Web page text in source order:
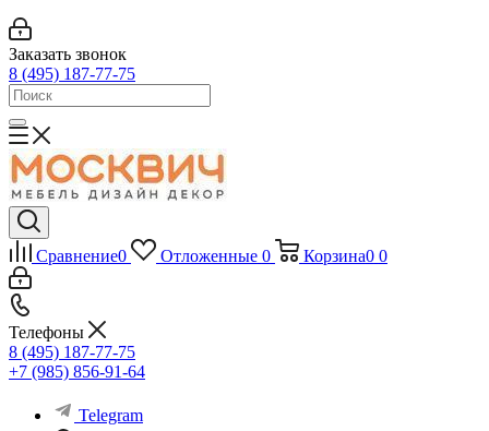
Заказать звонок
8 (495) 187-77-75
Сравнение0 Отложенные 0 Корзина0 0
Телефоны
8 (495) 187-77-75
+7 (985) 856-91-64
Telegram